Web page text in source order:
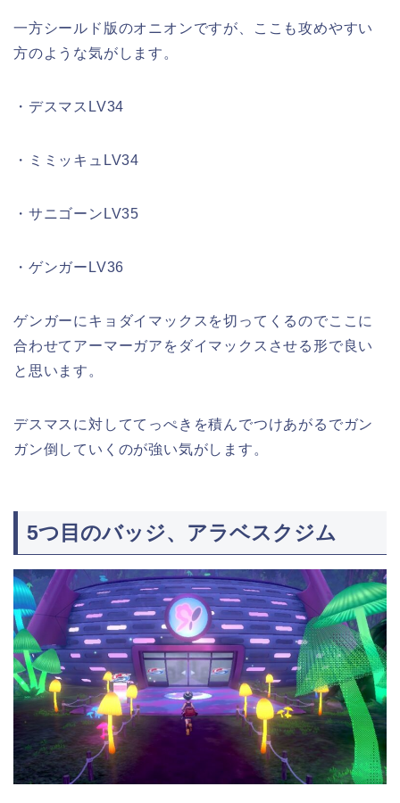
一方シールド版のオニオンですが、ここも攻めやすい
方のような気がします。
・デスマスLV34
・ミミッキュLV34
・サニゴーンLV35
・ゲンガーLV36
ゲンガーにキョダイマックスを切ってくるのでここに
合わせてアーマーガアをダイマックスさせる形で良い
と思います。
デスマスに対しててっぺきを積んでつけあがるでガン
ガン倒していくのが強い気がします。
5つ目のバッジ、アラベスクジム